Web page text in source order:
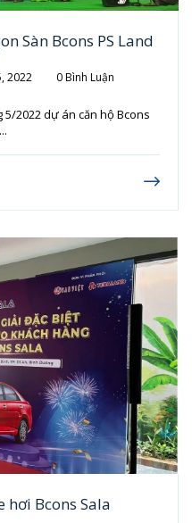
Sàn Bcons PS Land
2022 0 Bình Luận
2022 dự án căn hộ Bcons
hơi Bcons Sala